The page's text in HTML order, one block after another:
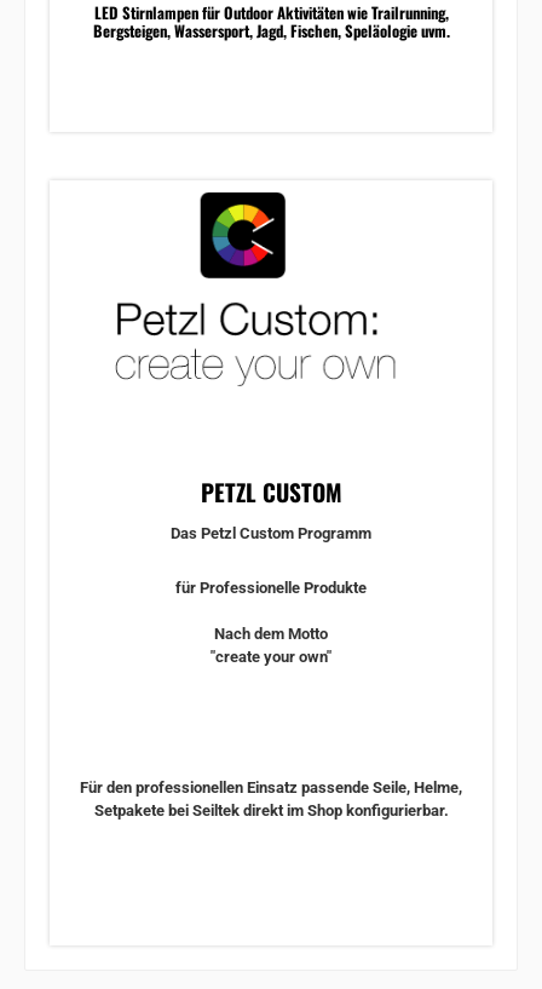
LED Stirnlampen für Outdoor Aktivitäten wie Trailrunning,
Bergsteigen, Wassersport, Jagd, Fischen, Speläologie uvm.
PETZL CUSTOM
Das Petzl Custom Programm
für Professionelle Produkte
Nach dem Motto
"create your own"
Für den professionellen Einsatz passende Seile, Helme,
Setpakete bei Seiltek direkt im Shop konfigurierbar.